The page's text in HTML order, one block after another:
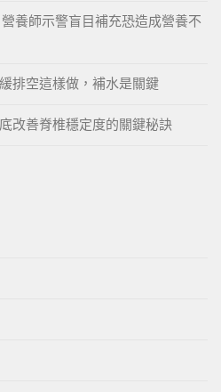
養師示警盲目補充恐造成營養不
排空這樣做，補水是關鍵
改善脊椎穩定度的關鍵秘訣